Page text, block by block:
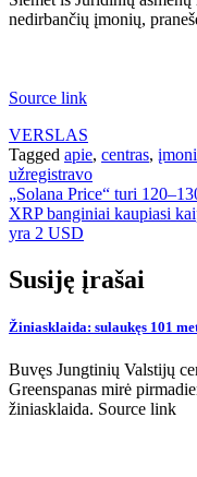
nedirbančių įmonių,
Source link
VERSLAS
Tagged apie, centras,
užregistravo
Navigacija
tarp
„Solana Price“ turi
XRP banginiai kaupiasi
yra 2 USD
Susiję įrašai
Žiniasklaida: sulaukęs 101
Buvęs Jungtinių Valstijų
Greenspanas mirė
žiniasklaida. Source link